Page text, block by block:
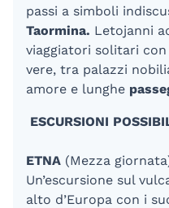
passi a simboli
Taormina. Letojanni
viaggiatori solitari
vere, tra palazzi
amore e lunghe
ESCURSIONI
ETNA (Mezza
Un’escursione sul
alto d’Europa con i